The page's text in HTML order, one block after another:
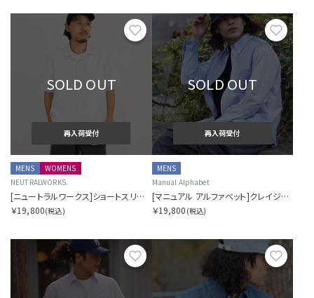
お気に入り
SOLD OUT
再入荷受付
MENS
WOMENS
NEUTRALWORKS.
[ニュートラルワークス]ショートスリーブ ラミー ミックス シャツ
￥19,800(税込)
お気
SOLD OUT
再入荷受付
MENS
Manual Alphabet
[マニュアル アルファベット]クレイジーオックスフォードボタンダウンシャツ SORA別注
￥19,800 (税込)
お気に入り